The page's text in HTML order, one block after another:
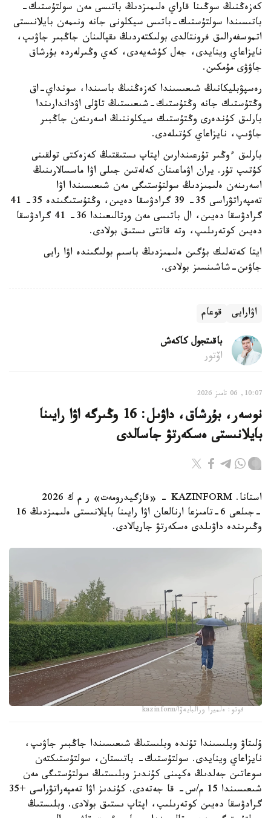
كەزەڭنىڭ سوڭىنا قاراي ەلىمىزدىڭ باتىسى مەن سولتۇستىك-
باتىسىندا سولتۇستىك-باتىس سيكلونى جانە ونىمەن بايلانىستى
اتموسفەرالىق فرونتالدى بولىكتەردىڭ ىقپالىنان جاڭبىر جاۋىپ،
نايزاعاي وينايدى، جەل كۇشەيەدى، كەي وڭىرلەردە بۇرشاق
جاۋۋى مۇمكىن.
رەسپۋبليكانىڭ شىعىسىندا كەزەڭنىڭ باسىندا، سونداي-اق
وڭتۇستىك جانە وڭتۇستىك-شىعىستىڭ تاۋلى اۋداندارىندا
بارلىق كۇندەرى وڭتۇستىك سيكلوننىڭ اسەرىنەن جاڭبىر
جاۋىپ، نايزاعاي كۇتىلەدى.
بارلىق ءوڭىر تۇرعىندارىن اپتاپ ىستىقتىڭ كەزەكتى تولقىنى
كۇتىپ تۇر. يران اۋماعىنان كەلەتىن جىلى اۋا ماسسالارىنىڭ
اسەرىنەن ەلىمىزدىڭ سولتۇستىگى مەن شىعىسىندا اۋا
تەمپەراتۋراسى 35- 39 گرادۋسقا دەيىن، وڭتۇستىگىندە 35- 41
گرادۋسقا دەيىن، ال باتىسى مەن ورتالىعىندا 36- 41 گرادۋسقا
دەيىن كوتەرىلىپ، وتە قاتتى ىستىق بولادى.
ايتا كەتەلىك بۇگىن ەلىمىزدىڭ باسىم بولىگىندە اۋا رايى
جاۋىن-شاشىنسىز بولادى.
اۋارايى قوعام
باقىتجول كاكەش
اۆتور
10:07, 06 تامىز 2026
نوسەر، بۇرشاق، داۋىل: 16 وڭىرگە اۋا رايىنا
بايلانىستى ەسكەرتۋ جاسالدى
استانا. KAZINFORM - «قازگيدرومەت» ر م ك 2026
-جىلعى 6-تامىزعا ارنالعان اۋا رايىنا بايلانىستى ەلىمىزدىڭ 16
وڭىرىندە داۋىلدى ەسكەرتۋ جاريالادى.
فوتو: ەلميرا ورالبايەۆا/kazinform
ۇلىتاۋ وبلىسىندا تۇندە وبلىستىڭ شىعىسىندا جاڭبىر جاۋىپ،
نايزاعاي وينايدى. سولتۇستىك- باتىستان، سولتۇستىكتەن
سوعاتىن جەلدىڭ ەكپىنى كۇندىز وبلىستىڭ سولتۇستىگى مەن
شىعىسىندا 15 م/س- قا جەتەدى. كۇندىز اۋا تەمپەراتۋراسى +35
گرادۋسقا دەيىن كوتەرىلىپ، اپتاپ ىستىق بولادى. وبلىستىڭ